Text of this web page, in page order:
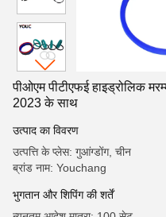
पीओएम पीटीएफई हाइड्रोलिक
2023 के साथ
उत्पाद का विवरण
उत्पत्ति के प्लेस: गुआंग्डोंग, चीन
ब्रांड नाम: Youchang
भुगतान और शिपिंग की शर्तें